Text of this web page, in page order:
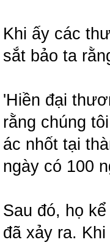
Khi ấy các
sắt bảo ta
'Hiền đại
rằng chúng
ác nhốt tại
ngày có 100
Sau đó, họ
đã xảy ra.